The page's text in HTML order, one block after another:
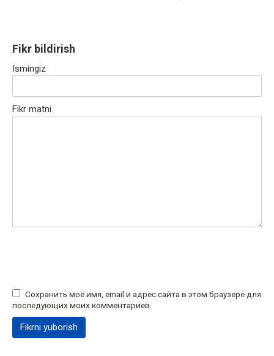
Fikr bildirish
Ismingiz
Fikr matni
Сохранить моё имя, email и адрес сайта в этом браузере для
последующих моих комментариев.